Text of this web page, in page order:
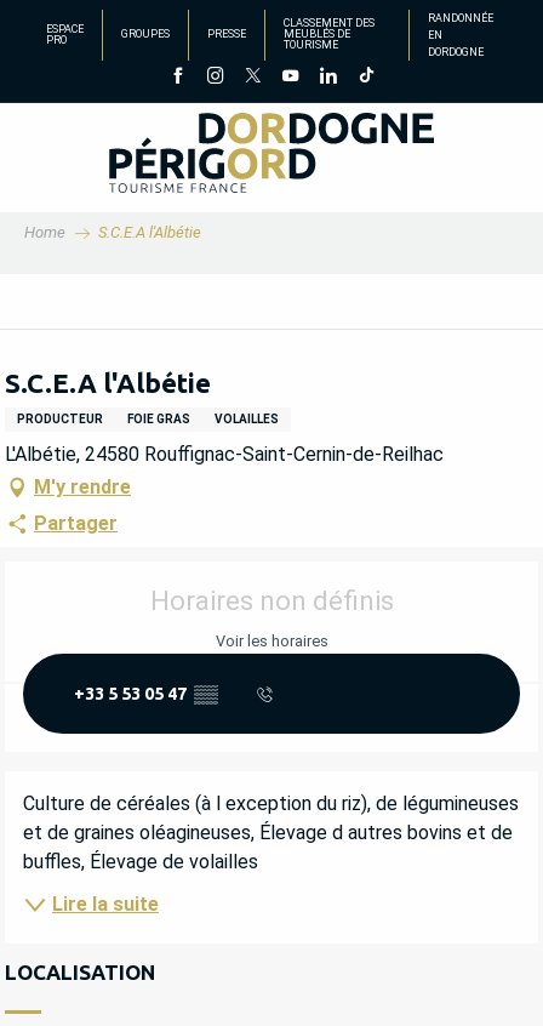
principal
ESPACE
PRO
GROUPES PRESSE
CLASSEMENT DES
MEUBLÉS DE
TOURISME
RANDONNÉE
EN
DORDOGNE
Home S.C.E.A l'Albétie
S.C.E.A l'Albétie
PRODUCTEUR FOIE GRAS VOLAILLES
L'Albétie, 24580 Rouffignac-Saint-Cernin-de-Reilhac
M'y rendre
Partager
OUVERTURE ET COORDONNÉES
Horaires non définis
Voir les horaires
+33 5 53 05 47 ▒▒
DESCRIPTION
Culture de céréales (à l exception du riz), de légumineuses
et de graines oléagineuses, Élevage d autres bovins et de
buffles, Élevage de volailles
Lire la suite
LOCALISATION